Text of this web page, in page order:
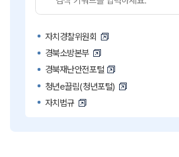
자치경찰위원회
경북소방본부
경북재난안전포털
청년e끌림(청년포털)
자치법규